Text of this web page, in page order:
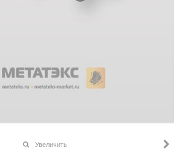
Увеличить